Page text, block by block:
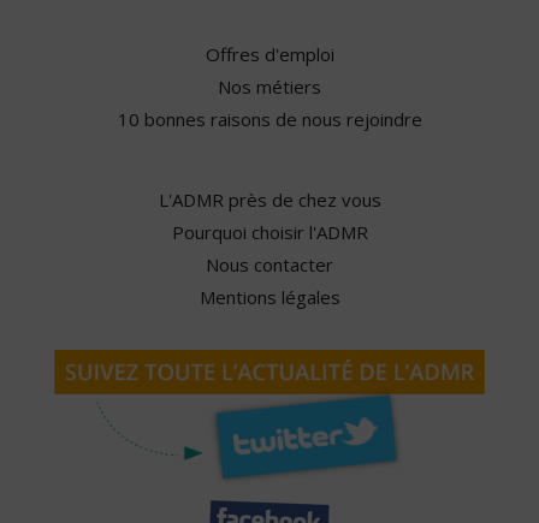
Offres d'emploi
Nos métiers
10 bonnes raisons de nous rejoindre
L'ADMR près de chez vous
Pourquoi choisir l'ADMR
Nous contacter
Mentions légales